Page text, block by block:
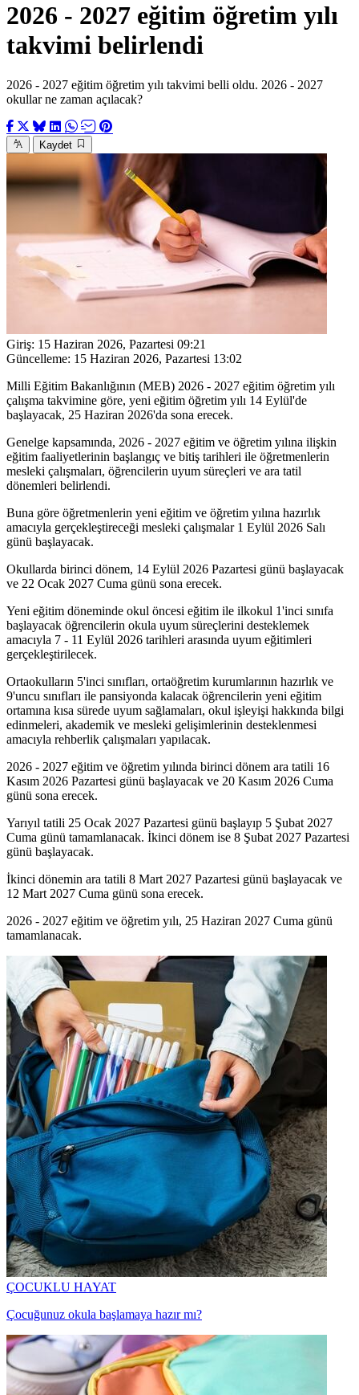
2026 - 2027 eğitim öğretim yılı
takvimi belirlendi
2026 - 2027 eğitim öğretim yılı takvimi belli oldu. 2026 - 2027
okullar ne zaman açılacak?
Kaydet
Giriş: 15 Haziran 2026, Pazartesi 09:21
Güncelleme: 15 Haziran 2026, Pazartesi 13:02
Milli Eğitim Bakanlığının (MEB) 2026 - 2027 eğitim öğretim yılı
çalışma takvimine göre, yeni eğitim öğretim yılı 14 Eylül'de
başlayacak, 25 Haziran 2026'da sona erecek.
Genelge kapsamında, 2026 - 2027 eğitim ve öğretim yılına ilişkin
eğitim faaliyetlerinin başlangıç ve bitiş tarihleri ile öğretmenlerin
mesleki çalışmaları, öğrencilerin uyum süreçleri ve ara tatil
dönemleri belirlendi.
Buna göre öğretmenlerin yeni eğitim ve öğretim yılına hazırlık
amacıyla gerçekleştireceği mesleki çalışmalar 1 Eylül 2026 Salı
günü başlayacak.
Okullarda birinci dönem, 14 Eylül 2026 Pazartesi günü başlayacak
ve 22 Ocak 2027 Cuma günü sona erecek.
Yeni eğitim döneminde okul öncesi eğitim ile ilkokul 1'inci sınıfa
başlayacak öğrencilerin okula uyum süreçlerini desteklemek
amacıyla 7 - 11 Eylül 2026 tarihleri arasında uyum eğitimleri
gerçekleştirilecek.
Ortaokulların 5'inci sınıfları, ortaöğretim kurumlarının hazırlık ve
9'uncu sınıfları ile pansiyonda kalacak öğrencilerin yeni eğitim
ortamına kısa sürede uyum sağlamaları, okul işleyişi hakkında bilgi
edinmeleri, akademik ve mesleki gelişimlerinin desteklenmesi
amacıyla rehberlik çalışmaları yapılacak.
2026 - 2027 eğitim ve öğretim yılında birinci dönem ara tatili 16
Kasım 2026 Pazartesi günü başlayacak ve 20 Kasım 2026 Cuma
günü sona erecek.
Yarıyıl tatili 25 Ocak 2027 Pazartesi günü başlayıp 5 Şubat 2027
Cuma günü tamamlanacak. İkinci dönem ise 8 Şubat 2027 Pazartesi
günü başlayacak.
İkinci dönemin ara tatili 8 Mart 2027 Pazartesi günü başlayacak ve
12 Mart 2027 Cuma günü sona erecek.
2026 - 2027 eğitim ve öğretim yılı, 25 Haziran 2027 Cuma günü
tamamlanacak.
ÇOCUKLU HAYAT
Çocuğunuz okula başlamaya hazır mı?